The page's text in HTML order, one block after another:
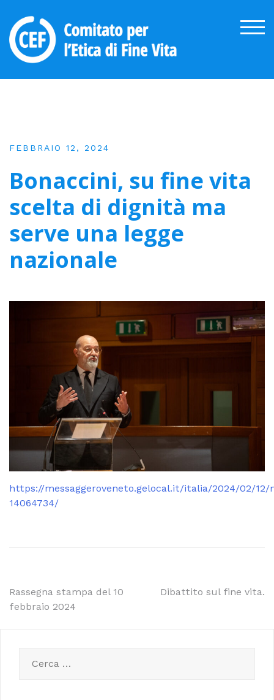
content
FEBBRAIO 12, 2024
Bonaccini, su fine vita
scelta di dignità ma
serve una legge
nazionale
https://messaggeroveneto.gelocal.it/italia/2024/02/
14064734/
Navigazione
articoli
Rassegna stampa del 10
febbraio 2024
Dibattito sul fine vita.
per: